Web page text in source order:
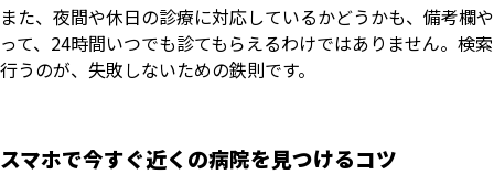
また、夜間や休日の診療に対応しているかどうかも、備考欄
って、24時間いつでも診てもらえるわけではありません。
行うのが、失敗しないための鉄則です。
スマホで今すぐ近くの病院を見つけるコツ